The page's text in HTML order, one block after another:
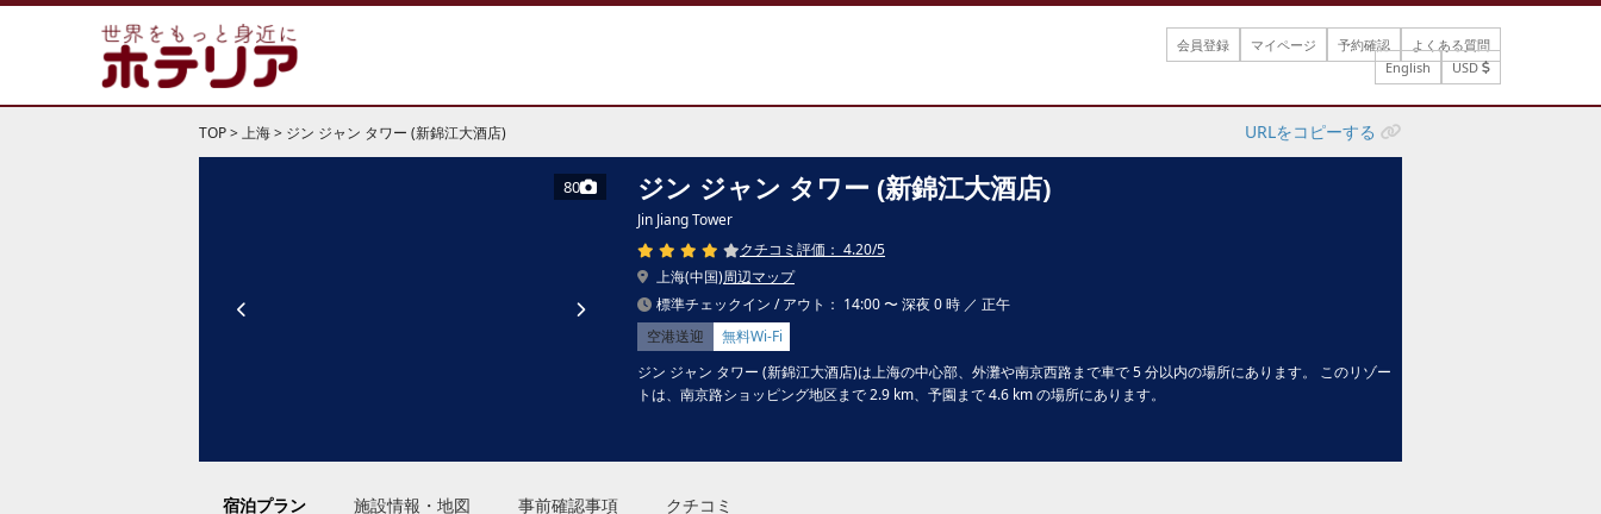
会員登録 マイページ 予約確認
よくある質問
English
USD
TOP>上海> ジン ジャン タワー (新錦江大酒店) URLをコピーする
80 ジン ジャン タワー (新錦江大酒店)
Jin Jiang Tower
クチコミ評価： 4.20/5
上海(中国)周辺マップ
標準チェックイン / アウト： 14:00 〜 深夜 0 時 ／ 正午
空港送迎
無料Wi-Fi
ジン ジャン タワー (新錦江大酒店)は上海の中心部、外灘や南京西路まで車で 5 分以内の場所にあります。 このリゾー
トは、南京路ショッピング地区まで 2.9 km、予園まで 4.6 km の場所にあります。
宿泊プラン 施設情報・地図 事前確認事項 クチコミ